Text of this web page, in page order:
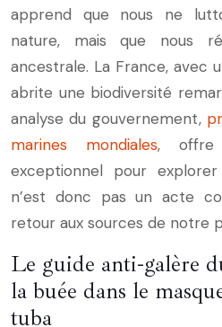
apprend que nous ne
nature, mais que nous
ancestrale. La France, avec
abrite une biodiversité
analyse du gouvernement,
marines mondiales, offre
exceptionnel pour
n’est donc pas un acte
retour aux sources de notre
Le guide anti-galère
la buée dans le
tuba